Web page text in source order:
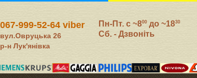
067-999-52-64 viber
вул.Овруцька 26
р-н Лук'янівка
Пн-Пт. c ~800 до ~1830
Сб. - Дзвоніть